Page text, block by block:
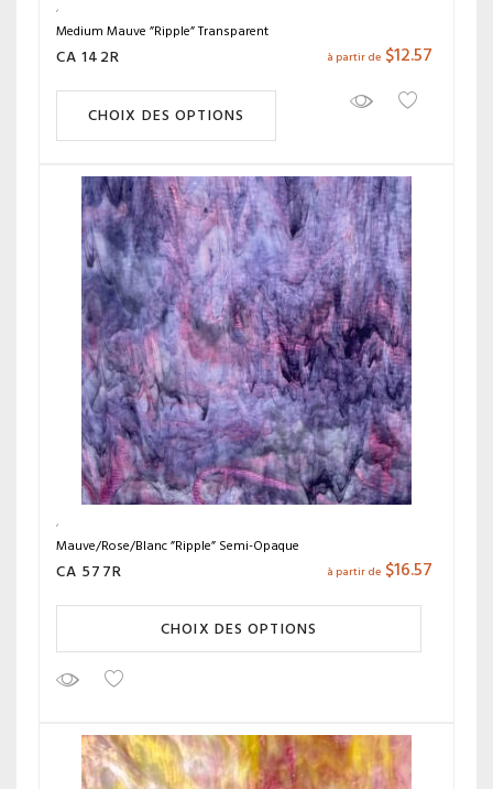
Medium Mauve ”Ripple” Transparent
CA 142R à partir de $12.57
CHOIX DES OPTIONS
Mauve/Rose/Blanc ”Ripple” Semi-Opaque
CA 577R à partir de $16.57
CHOIX DES OPTIONS